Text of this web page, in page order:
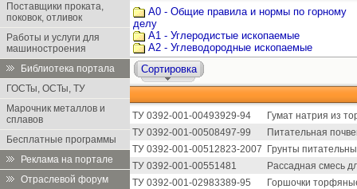
Поставщики проката,
поковок, отливок
Работы и услуги для
машиностроения
Библиотека портала
ГОСТы, ОСТы, ТУ
Марочник металлов и
сплавов
Бесплатные программы
Реклама на портале
Отраслевой форум
А0 - Общие правила и нормы по горному
делу
А1 - Углеродистые ископаемые
А2 - Углеводородные ископаемые
Сортировка
ТУ 0392-001-00493929-94
Гумат натрия из
ТУ 0392-001-00508497-99
Питательная
ТУ 0392-001-00512823-2007
Грунты
ТУ 0392-001-00551481
Рассадная смесь
ТУ 0392-001-02983389-95
Горшочки